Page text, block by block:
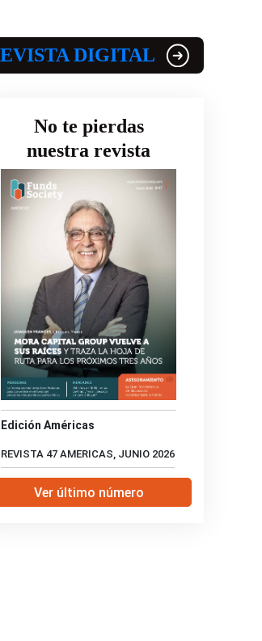
DIGITAL
No te pierdas
nuestra revista
Edición Américas
REVISTA 47 AMERICAS, JUNIO 2026
Ver último número